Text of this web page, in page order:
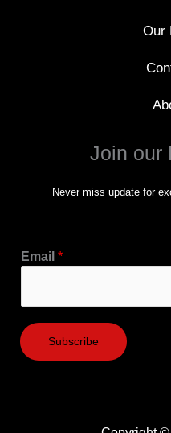
Our
Join our
Never miss update for
Email *
Subscribe